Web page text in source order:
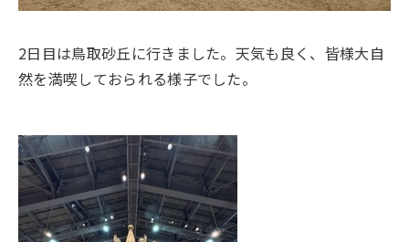
2日目は鳥取砂丘に行きました。天気も良く、皆様大自
然を満喫しておられる様子でした。